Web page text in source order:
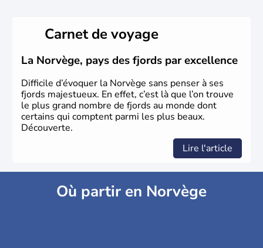
Carnet de voyage
La Norvège, pays des fjords par excellence
Difficile d’évoquer la Norvège sans penser à ses
fjords majestueux. En effet, c’est là que l’on trouve
le plus grand nombre de fjords au monde dont
certains qui comptent parmi les plus beaux.
Découverte.
Lire l'article
Où partir en Norvège